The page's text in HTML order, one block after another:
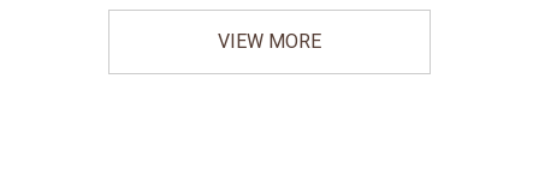
VIEW MORE